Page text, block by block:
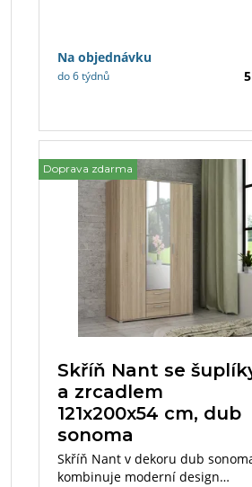
Na objednávku
do 6 týdnů
Doprava zdarma
Skříň Nant se
a zrcadlem
121x200x54 cm, dub
sonoma
Skříň Nant v dekoru dub
kombinuje moderní design